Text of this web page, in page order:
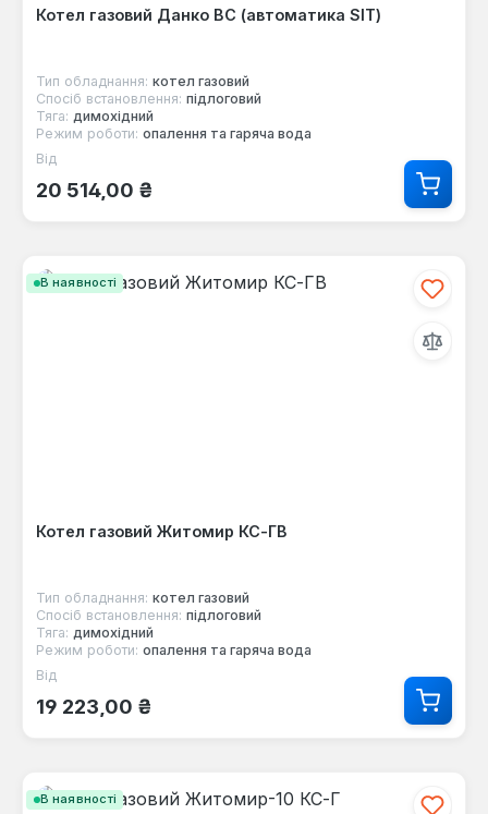
Котел газовий Данко ВС (автоматика SIT)
Тип обладнання: котел газовий
Спосіб встановлення: підлоговий
Тяга: димохідний
Режим роботи: опалення та гаряча вода
Звичайна ціна:
Від
20 514,00 ₴
В наявності
Котел газовий Житомир КС-ГВ
Тип обладнання: котел газовий
Спосіб встановлення: підлоговий
Тяга: димохідний
Режим роботи: опалення та гаряча вода
Звичайна ціна:
Від
19 223,00 ₴
В наявності